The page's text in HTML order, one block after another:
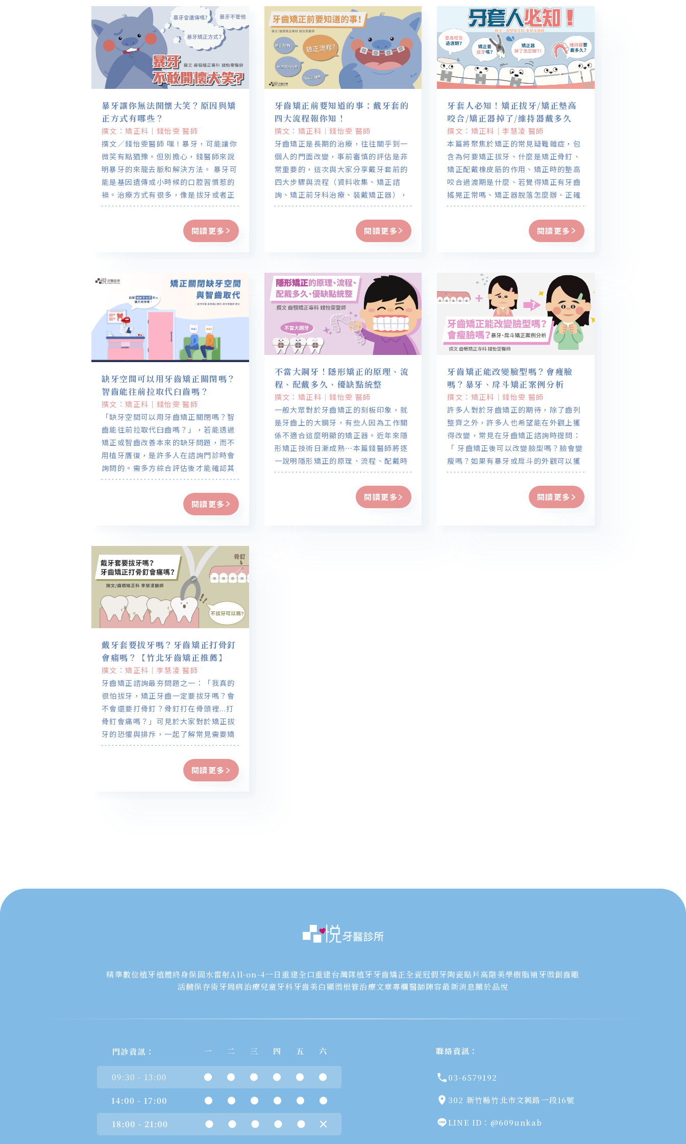
暴牙讓你無法開懷大笑？原因與矯
正方式有哪些？
撰文：矯正科｜錢怡雯 醫師
撰文／錢怡雯醫師 嘿！暴牙，可能讓你
微笑有點猶豫。但別擔心，錢醫師來說
明暴牙的來龍去脈和解決方法。 暴牙可
能是基因遺傳或小時候的口腔習慣惹的
禍。治療方式有很多，像是拔牙或者正
顎手術，視個人情況而定。而治療效果
則受到多方面的因素影響，包括齒列擁
擠和軟組織厚度等等。暴牙次矯正可能
帶來一些困擾，像是清潔上的難題和咬
閱讀更多
牙齒矯正前要知道的事：戴牙套的
四大流程報你知！
撰文：矯正科｜錢怡雯 醫師
牙齒矯正是長期的治療，往往關乎到一
個人的門面改變，事前審慎的評估是非
常重要的，這次與大家分享戴牙套前的
四大步驟與流程（資料收集、矯正諮
詢、矯正前牙科治療、裝戴矯正器），
希望能讓大家在戴牙套前有更多的了解
閱讀更多
牙套人必知！矯正拔牙/矯正墊高
咬合/矯正器掉了/維持器戴多久
撰文：矯正科｜李慧凌 醫師
本篇將聚焦於矯正的常見疑難雜症，包
含為何要矯正拔牙、什麼是矯正骨釘、
矯正配戴橡皮筋的作用、矯正時的墊高
咬合過渡期是什麼、若覺得矯正有牙齒
搖晃正常嗎、矯正器脫落怎麼辦、正確
的矯正清潔方式、完成矯正的維持器配
閱讀更多
缺牙空間可以用牙齒矯正關閉嗎？
智齒能往前拉取代臼齒嗎？
撰文：矯正科｜錢怡雯 醫師
「缺牙空間可以用牙齒矯正關閉嗎？智
齒能往前拉取代臼齒嗎？」，若能透過
矯正或智齒改善本來的缺牙問題，而不
用植牙贋復，是許多人在諮詢門診時會
詢問的。需多方綜合評估後才能確認其
可行性，像是側臉外觀、口內牙齒狀
況，以及考量智齒的角度、位置、智齒
有無阻升長不出來、智齒的型態、大
閱讀更多
不當大鋼牙！隱形矯正的原理、流
程、配戴多久、優缺點統整
撰文：矯正科｜錢怡雯 醫師
一般大眾對於牙齒矯正的刻板印象，就
是牙齒上的大鋼牙，有些人因為工作關
係不適合這麼明顯的矯正器。近年來隱
形矯正技術日漸成熟⋯本篇錢醫師將逐
一說明隱形矯正的原理、流程、配戴時
間、優缺點統整等內容。
閱讀更多
牙齒矯正能改變臉型嗎？會瘦臉
嗎？暴牙、戽斗矯正案例分析
撰文：矯正科｜錢怡雯 醫師
許多人對於牙齒矯正的期待，除了齒列
整齊之外，許多人也希望能在外觀上獲
得改變，常見在牙齒矯正諮詢時提問：
「 牙齒矯正後可以改變臉型嗎？臉會變
瘦嗎？如果有暴牙或戽斗的外觀可以獲
得改善嗎？」，本篇將由錢醫師搭配暴
牙與戽斗案例，為您解答對於牙齒矯正
與臉型變化的常見疑問。
閱讀更多
戴牙套要拔牙嗎？牙齒矯正打骨釘
會痛嗎？【竹北牙齒矯正推薦】
撰文：矯正科｜李慧凌 醫師
牙齒矯正諮詢最夯問題之一：「我真的
很怕拔牙，矯正牙齒一定要拔牙嗎？會
不會還要打骨釘？骨釘打在骨頭裡...打
骨釘會痛嗎？」可見於大家對於矯正拔
牙的恐懼與排斥，一起了解常見需要矯
正拔牙的原因：齒列擁擠程度、軟組織
外觀、中線偏移許多、原本已經壞掉無
閱讀更多
精準數位植牙植體終身保固水雷射All-on-4一日重建全口重建台灣隊植牙牙齒矯正全瓷冠假牙陶瓷貼片高階美學樹脂補牙微創齒雕
活髓保存術牙周病治療兒童牙科牙齒美白顯微根管治療文章專欄醫師陣容最新消息關於品悅
聯絡資訊：
03-6579192
302 新竹縣竹北市文興路一段16號
LINE ID：@609unkab